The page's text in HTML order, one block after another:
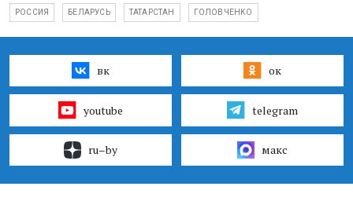
РОССИЯ БЕЛАРУСЬ ТАТАРСТАН ГОЛОВЧЕНКО
вк ок
youtube telegram
ru–by макс